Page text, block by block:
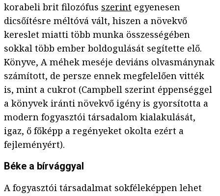
korabeli brit filozófus szerint egyenesen
dicsőítésre méltóvá vált, hiszen a növekvő
kereslet miatti több munka összességében
sokkal több ember boldogulását segítette elő.
Könyve, A méhek meséje deviáns olvasmánynak
számított, de persze ennek megfelelően vitték
is, mint a cukrot (Campbell szerint éppenséggel
a könyvek iránti növekvő igény is gyorsította a
modern fogyasztói társadalom kialakulását,
igaz, ő főképp a regényeket okolta ezért a
fejleményért).
Béke a bírvággyal
A fogyasztói társadalmat sokféleképpen lehet